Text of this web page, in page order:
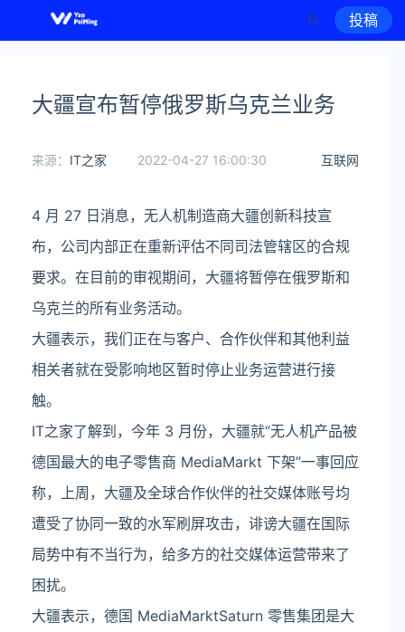
投稿
大疆宣布暂停俄罗斯乌克兰业务
互联网
来源： IT之家 2022-04-27 16:00:30
4 月 27 日消息，无人机制造商大疆创新科技宣
布，公司内部正在重新评估不同司法管辖区的合规
要求。在目前的审视期间，大疆将暂停在俄罗斯和
乌克兰的所有业务活动。
大疆表示，我们正在与客户、合作伙伴和其他利益
相关者就在受影响地区暂时停止业务运营进行接
触。
IT之家了解到，今年 3 月份，大疆就“无人机产品被
德国最大的电子零售商 MediaMarkt 下架”一事回应
称，上周，大疆及全球合作伙伴的社交媒体账号均
遭受了协同一致的水军刷屏攻击，诽谤大疆在国际
局势中有不当行为，给多方的社交媒体运营带来了
困扰。
大疆表示，德国 MediaMarktSaturn 零售集团是大